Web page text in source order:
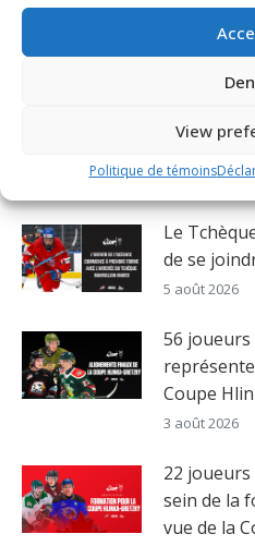
View
Politique de témoins
Nissan
officiel de
6 août 2026
Le
de se
5 août 2026
56 joueurs
Coupe
3 août 2026
22 joueurs
sein de la
vue de la